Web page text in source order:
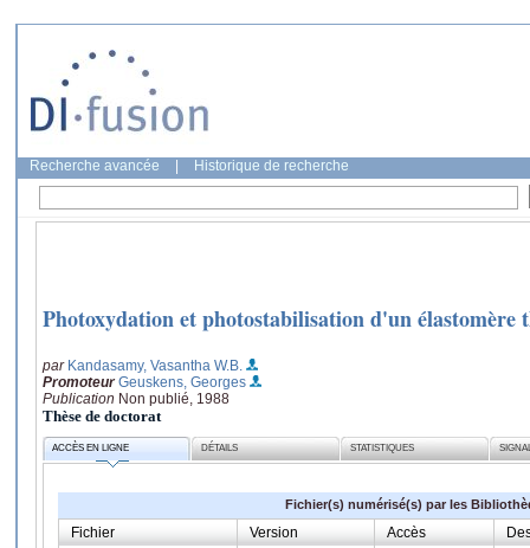
Recherche avancée Historique de recherche
Photoxydation et photostabilisation d'un élastomère
par Kandasamy, Vasantha W.B.
Promoteur Geuskens, Georges
Publication Non publié, 1988
Thèse de doctorat
ACCÈS EN LIGNE DÉTAILS STATISTIQUES
Fichier(s) numérisé(s) par les
Fichier Version Accès